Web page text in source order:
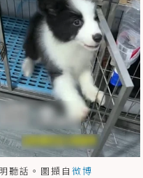
聽話。圖擷自 微博